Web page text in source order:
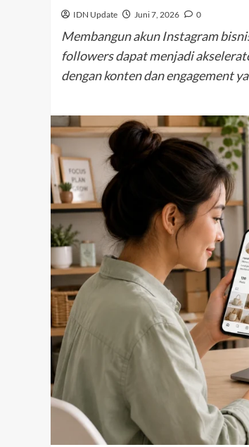
IDN Update Juni 7, 2026 0
Membangun akun Instagram
followers dapat menjadi
dengan konten dan engagement